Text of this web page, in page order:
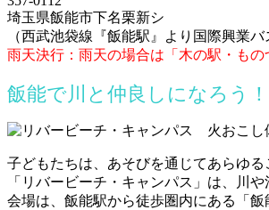
埼玉県飯能市下名栗新シ
（西武池袋線『飯能駅』より国際興業
雨天決行：雨天の場合は「木の駅・も
飯能で川と仲良しになろう
子どもたちは、あそびを通じてあらゆる
「リバービーチ・キャンパス」は、川
会場は、飯能駅から徒歩圏内にある「